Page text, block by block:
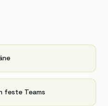
feste Teams